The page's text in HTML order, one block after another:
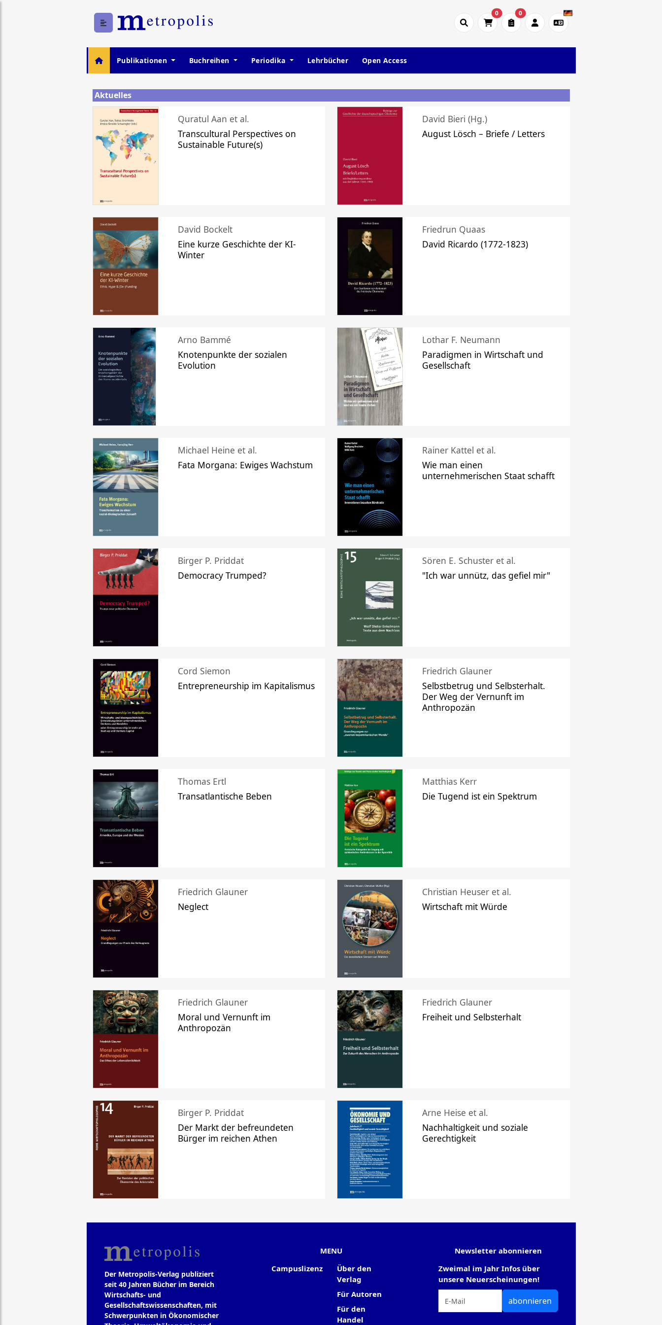
0 0
Publikationen Buchreihen Periodika Lehrbücher Open Access
Aktuelles
Quratul Aan et al.
Transcultural Perspectives on
Sustainable Future(s)
David Bieri (Hg.)
August Lösch – Briefe / Letters
David Bockelt
Eine kurze Geschichte der KI-
Winter
Friedrun Quaas
David Ricardo (1772-1823)
Arno Bammé
Knotenpunkte der sozialen
Evolution
Lothar F. Neumann
Paradigmen in Wirtschaft und
Gesellschaft
Michael Heine et al.
Fata Morgana: Ewiges Wachstum
Rainer Kattel et al.
Wie man einen
unternehmerischen Staat schafft
Birger P. Priddat
Democracy Trumped?
Sören E. Schuster et al.
"Ich war unnütz, das gefiel mir"
Cord Siemon
Entrepreneurship im Kapitalismus
Friedrich Glauner
Selbstbetrug und Selbsterhalt.
Der Weg der Vernunft im
Anthropozän
Thomas Ertl
Transatlantische Beben
Matthias Kerr
Die Tugend ist ein Spektrum
Friedrich Glauner
Neglect
Christian Heuser et al.
Wirtschaft mit Würde
Friedrich Glauner
Moral und Vernunft im
Anthropozän
Friedrich Glauner
Freiheit und Selbsterhalt
Birger P. Priddat
Der Markt der befreundeten
Bürger im reichen Athen
Arne Heise et al.
Nachhaltigkeit und soziale
Gerechtigkeit
Der Metropolis-Verlag publiziert
seit 40 Jahren Bücher im Bereich
Wirtschafts- und
Gesellschaftswissenschaften, mit
Schwerpunkten in Ökonomischer
MENU
Campuslizenz
Über den
Verlag
Für Autoren
Für den
Handel
Newsletter abonnieren
Zweimal im Jahr Infos über
unsere Neuerscheinungen!
abonnieren